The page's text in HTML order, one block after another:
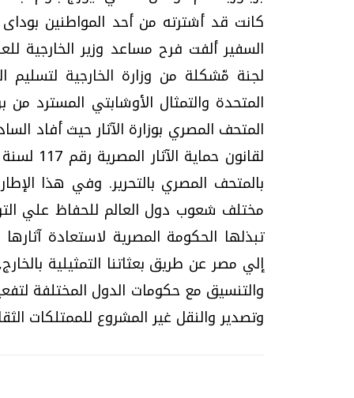
لجنة مّشكلة من وزارة الخارجية لتسليم
المتحدة والتمثال الأوشابتي المسترد من
المتحف المصري بوزارة الآثار حيث أفاد
بالمتحف المصري بالتحرير. وفي هذا
مختلف شعوب دول العالم للحفاظ علي
تبذلها الحكومة المصرية لاستعادة
إلي مصر عن طريق بعثاتنا التمثيلية
والتنسيق مع حكومات الدول المختلفة
وتصدير والنقل غير المشروع للممتلكات